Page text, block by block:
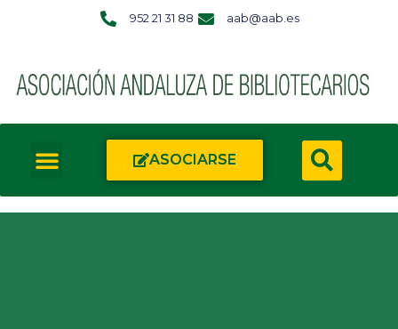
952 21 31 88 aab@aab.es
ASOCIARSE